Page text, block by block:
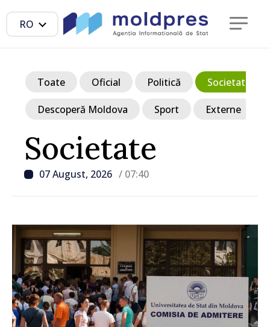
RO
Societate
07 August, 2026 / 07:40
Toate Oficial Politică Societate
Descoperă Moldova Sport Externe